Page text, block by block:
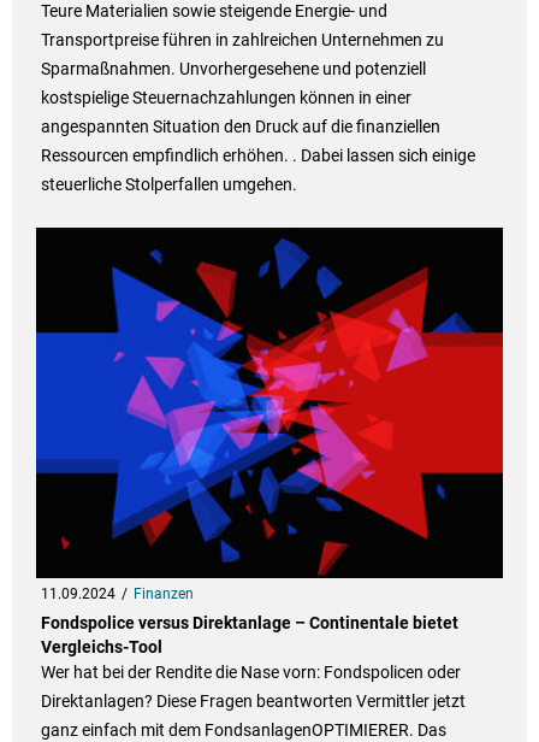
Teure Materialien sowie steigende Energie- und
Transportpreise führen in zahlreichen Unternehmen zu
Sparmaßnahmen. Unvorhergesehene und potenziell
kostspielige Steuernachzahlungen können in einer
angespannten Situation den Druck auf die finanziellen
Ressourcen empfindlich erhöhen. . Dabei lassen sich einige
steuerliche Stolperfallen umgehen.
11.09.2024 Finanzen
Fondspolice versus Direktanlage – Continentale bietet
Vergleichs-Tool
Wer hat bei der Rendite die Nase vorn: Fondspolicen oder
Direktanlagen? Diese Fragen beantworten Vermittler jetzt
ganz einfach mit dem FondsanlagenOPTIMIERER. Das